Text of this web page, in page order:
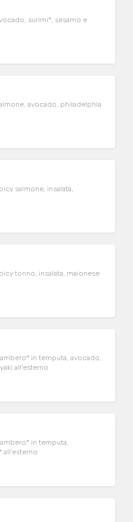
surimi*, sesamo e
avocado, philadelphia
salmone, insalata,
in temputa, avocado,
all'esterno
in temputa,
all'esterno